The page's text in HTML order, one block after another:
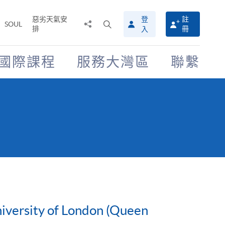
SOUL
惡劣天氣安
排
搜
尋
介
面
登
入
註
冊
際課程 服務大灣區 聯繫
of London (Queen